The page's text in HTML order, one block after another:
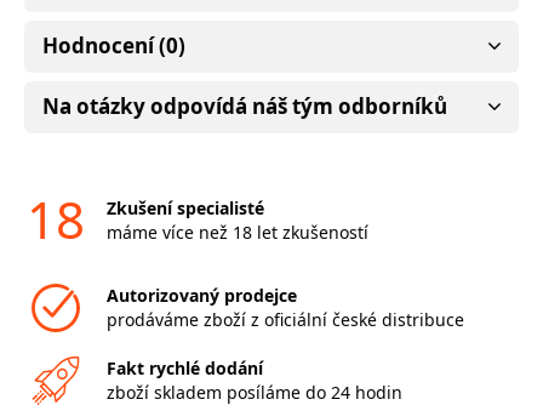
Hodnocení (0)
Na otázky odpovídá náš tým odborníků
18
Zkušení specialisté
máme více než 18 let zkušeností
Autorizovaný prodejce
prodáváme zboží z oficiální české distribuce
Fakt rychlé dodání
zboží skladem posíláme do 24 hodin